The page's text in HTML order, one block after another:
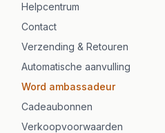
Helpcentrum
Contact
Verzending & Retouren
Automatische aanvulling
Word ambassadeur
Cadeaubonnen
Verkoopvoorwaarden